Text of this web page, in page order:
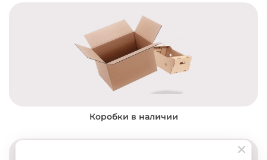
Коробки в наличии